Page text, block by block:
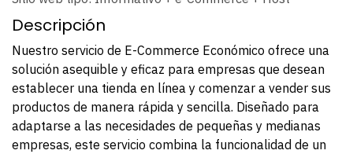
Descripción
Nuestro servicio de E-Commerce Económico ofrece una
solución asequible y eficaz para empresas que desean
establecer una tienda en línea y comenzar a vender sus
productos de manera rápida y sencilla. Diseñado para
adaptarse a las necesidades de pequeñas y medianas
empresas, este servicio combina la funcionalidad de un